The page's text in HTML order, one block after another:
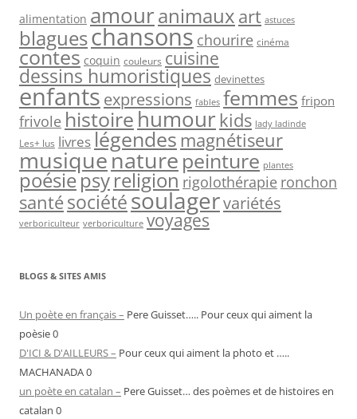
alimentation amouranimaux art astuces
blagueschansons chourire cinéma
contes coquin couleurs cuisine
dessins humoristiques devinettes
enfantsexpressions fables femmes fripon
frivole histoire humour kids lady ladinde
Les+ lus livreslégendes magnétiseur
musiquenature peinture plantes
poésiepsyreligion rigolothérapie ronchon
santésociétésoulagervariétés
verboriculteur verboriculture voyages
BLOGS & SITES AMIS
Un poète en français – Pere Guisset….. Pour ceux qui aiment la
poèsie 0
D'ICI & D'AILLEURS – Pour ceux qui aiment la photo et …..
MACHANADA 0
un poète en catalan – Pere Guisset… des poèmes et de histoires en
catalan 0